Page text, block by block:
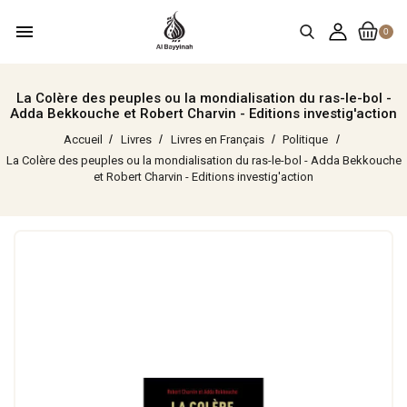
0
menu
La Colère des peuples ou la mondialisation du ras-le-bol -
Adda Bekkouche et Robert Charvin - Editions investig'action
Accueil Livres Livres en Français
Politique
La Colère des peuples ou la mondialisation du ras-le-bol - Adda Bekkouche
et Robert Charvin - Editions investig'action